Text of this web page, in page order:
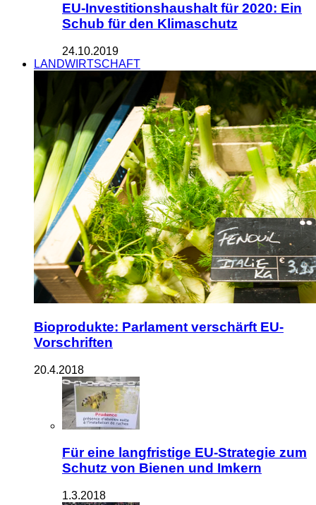
EU-Investitionshaushalt für 2020: Ein
Schub für den Klimaschutz
24.10.2019
LANDWIRTSCHAFT
Bioprodukte: Parlament verschärft EU-
Vorschriften
20.4.2018
Für eine langfristige EU-Strategie zum
Schutz von Bienen und Imkern
1.3.2018